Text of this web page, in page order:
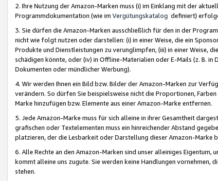
2. Ihre Nutzung der Amazon-Marken muss (i) im Einklang mit der
Programmdokumentation (wie im Vergütungskatalog definiert)
3. Sie dürfen die Amazon-Marken ausschließlich für den in der
nicht wie folgt nutzen oder darstellen: (i) in einer Weise, die ein
Produkte und Dienstleistungen zu verunglimpfen, (iii) in einer Weise,
schädigen könnte, oder (iv) in Offline-Materialien oder E-Mails (z. B. in
Dokumenten oder mündlicher Werbung).
4. Wir werden Ihnen ein Bild bzw. Bilder der Amazon-Marken zur
verändern. So dürfen Sie beispielsweise nicht die Proportionen,
Marke hinzufügen bzw. Elemente aus einer Amazon-Marke entfernen.
5. Jede Amazon-Marke muss für sich alleine in ihrer Gesamtheit
grafischen oder Textelementen muss ein hinreichender Abstand
platzieren, der die Lesbarkeit oder Darstellung dieser Amazon-Marke
6. Alle Rechte an den Amazon-Marken sind unser alleiniges
kommt alleine uns zugute. Sie werden keine Handlungen vornehmen,
stehen.